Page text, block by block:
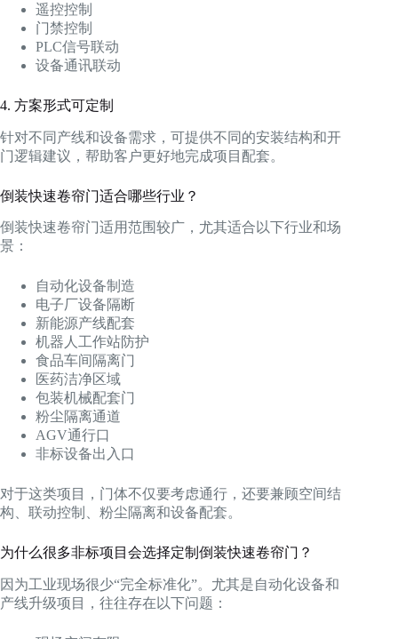
遥控控制
门禁控制
PLC信号联动
设备通讯联动
4. 方案形式可定制
针对不同产线和设备需求，可提供不同的安装结构和开
门逻辑建议，帮助客户更好地完成项目配套。
倒装快速卷帘门适合哪些行业？
倒装快速卷帘门适用范围较广，尤其适合以下行业和场
景：
自动化设备制造
电子厂设备隔断
新能源产线配套
机器人工作站防护
食品车间隔离门
医药洁净区域
包装机械配套门
粉尘隔离通道
AGV通行口
非标设备出入口
对于这类项目，门体不仅要考虑通行，还要兼顾空间结
构、联动控制、粉尘隔离和设备配套。
为什么很多非标项目会选择定制倒装快速卷帘门？
因为工业现场很少“完全标准化”。尤其是自动化设备和
产线升级项目，往往存在以下问题：